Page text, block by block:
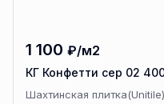
1 100 ₽/м2
КГ Конфетти сер 02
Шахтинская плитка(Unitile)